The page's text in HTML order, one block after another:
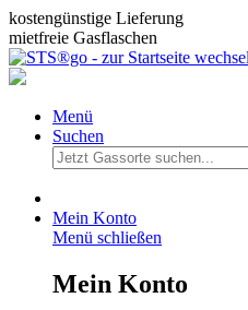
kostengünstige Lieferung
mietfreie Gasflaschen
Menü
Suchen
Mein Konto
Menü schließen
Mein Konto